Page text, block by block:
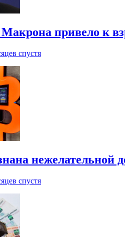
привело к
спустя
нежелательной
спустя